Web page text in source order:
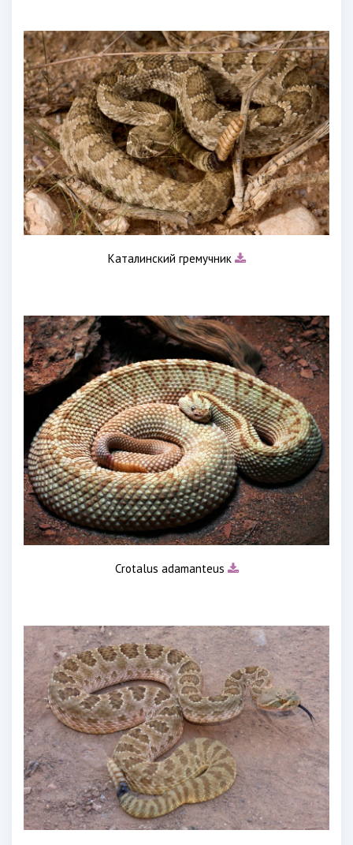
Каталинский гремучник
Crotalus adamanteus